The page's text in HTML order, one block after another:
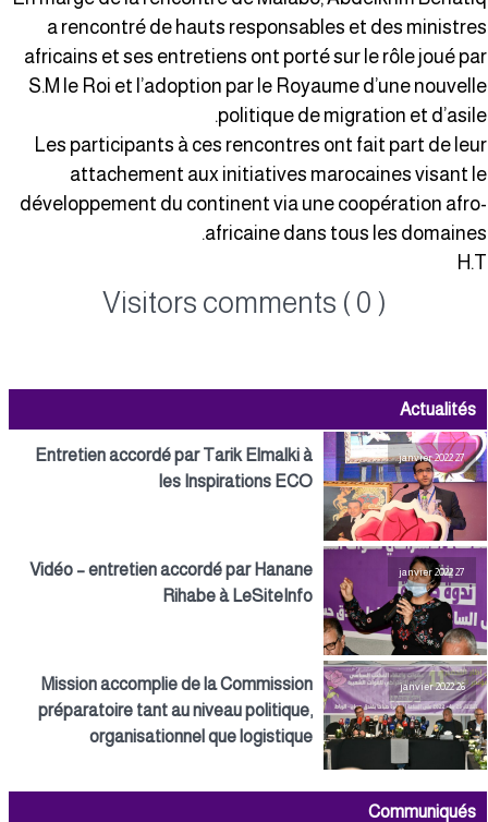
a rencontré de hauts responsables et des
africains et ses entretiens ont porté sur le rôle joué
S.M le Roi et l’adoption par le Royaume d’une
politique de migration et
Les participants à ces rencontres ont fait part de
attachement aux initiatives marocaines visant
développement du continent via une coopération
africaine dans tous les
Visitors comments ( 0 )
Actualités
27 janvier 2022
Entretien accordé par Tarik Elmalki à
les Inspirations ECO
27 janvier 2022
Vidéo – entretien accordé par Hanane
Rihabe à LeSiteInfo
26 janvier 2022
Mission accomplie de la Commission
préparatoire tant au niveau politique,
organisationnel que logistique
Communiqués